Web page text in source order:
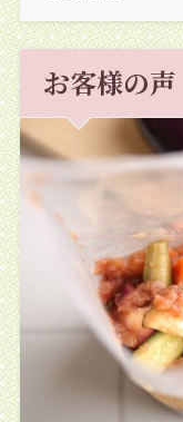
お客様の